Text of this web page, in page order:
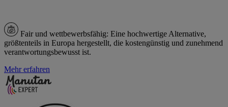
Fair und wettbewerbsfähig: Eine hochwertige Alternative,
größtenteils in Europa hergestellt, die kostengünstig und zunehmend
verantwortungsbewusst ist.
Mehr erfahren